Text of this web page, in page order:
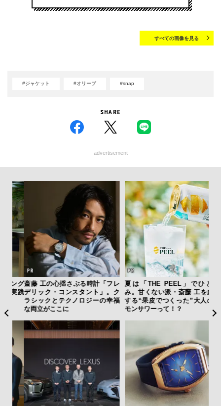
すべての画像を見る
#ジャケット #オリーブ #snap
SHARE
advertisement
斎藤 工の心揺さぶる時計「フレ
デリック・コンスタント」。ク
ラシックとテクノロジーの幸福
な両立がここに
夏は「THE PEEL」でひと涼
み。甘くない派・斎藤 工を虜に
する“果皮でつくった”大人のレ
モンサワーって！？
【
テ
ォ
店